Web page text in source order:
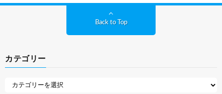
Back to Top
カテゴリー